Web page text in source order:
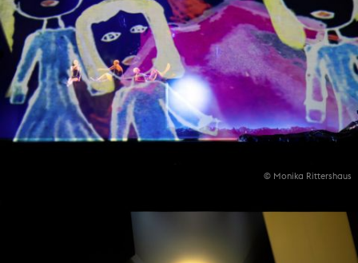
© Monika Rittershaus